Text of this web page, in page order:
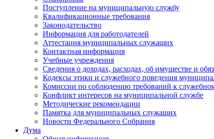
Поступление на муниципальную службу
Квалификационные требования
Законодательство
Информация для работодателей
Аттестация муниципальных служащих
Контактная информация
Учебные учреждения
Сведения о доходах, расходах, об имуществе и
Кодексы этики и служебного поведения
Комиссии по соблюдению требований к
Конфликт интересов на муниципальной службе
Методические рекомендации
Памятка для муниципальных служащих
Новости Федерального Cобрания
Дума